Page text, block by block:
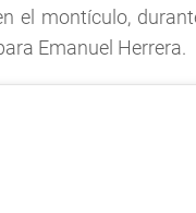
el montículo,
Emanuel Herrera.